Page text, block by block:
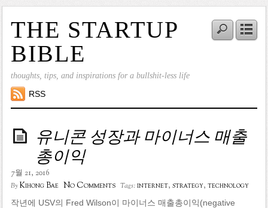
THE STARTUP
BIBLE
thoughts, tips, and inspirations for a bullshit-less life
RSS
유니콘 성장과 마이너스 매출
총이익
7월 21, 2016
ByKihong Bae No Comments Tags:internet, strategy, technology
작년에 USV의 Fred Wilson이 마이너스 매출총이익(negative